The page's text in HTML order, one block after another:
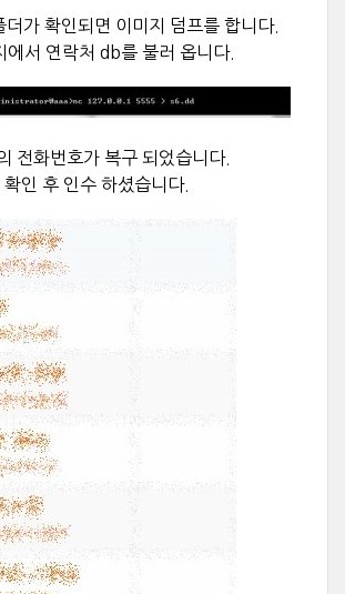
가 확인되면 이미지 덤프를 합니다.
에서 연락처 db를 불러 옵니다.
전화번호가 복구 되었습니다.
확인 후 인수 하셨습니다.